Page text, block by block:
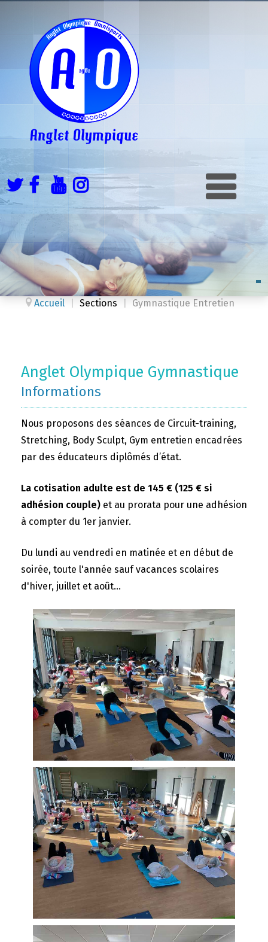
Accueil Sections Gymnastique Entretien
Anglet Olympique Gymnastique
Informations
Nous proposons des séances de Circuit-training,
Stretching, Body Sculpt, Gym entretien encadrées
par des éducateurs diplômés d’état.
La cotisation adulte est de 145 € (125 € si
adhésion couple) et au prorata pour une adhésion
à compter du 1er janvier.
Du lundi au vendredi en matinée et en début de
soirée, toute l'année sauf vacances scolaires
d'hiver, juillet et août...